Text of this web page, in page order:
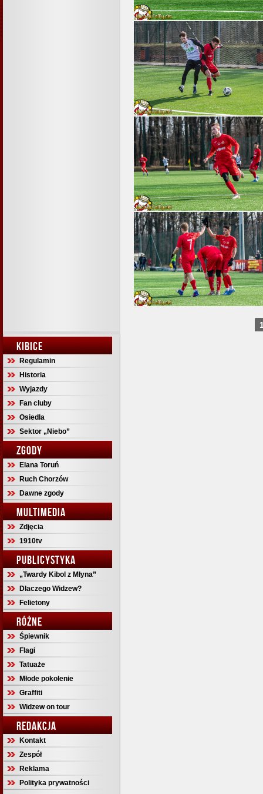
KIBICE
Regulamin
Historia
Wyjazdy
Fan cluby
Osiedla
Sektor „Niebo”
ZGODY
Elana Toruń
Ruch Chorzów
Dawne zgody
MULTIMEDIA
Zdjęcia
1910tv
PUBLICYSTYKA
„Twardy Kibol z Młyna”
Dlaczego Widzew?
Felietony
RÓŻNE
Śpiewnik
Flagi
Tatuaże
Młode pokolenie
Graffiti
Widzew on tour
REDAKCJA
Kontakt
Zespół
Reklama
Polityka prywatności